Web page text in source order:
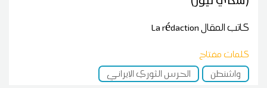
كاتب المقالLa rédaction
كلمات مفتاح
واشنطن
الحرس الثوري الإيراني